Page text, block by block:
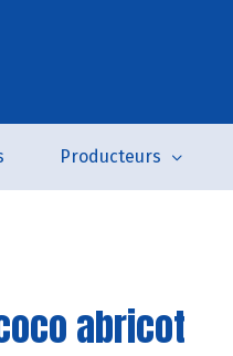
Producteurs
abricot